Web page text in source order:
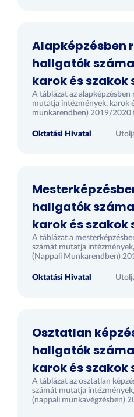
Alapképzésben
hallgatók
karok és szakok
A táblázat az
mutatja intézmények, karok
munkarendben) 2019/2020
Oktatási Hivatal
hallgatók
karok és szakok
A táblázat a
számát mutatja
(Nappali Munkarendben)
Oktatási Hivatal
Osztatlan
hallgatók
karok és szakok
A táblázat az osztatlan
számát mutatja
(nappali munkavégzésben)